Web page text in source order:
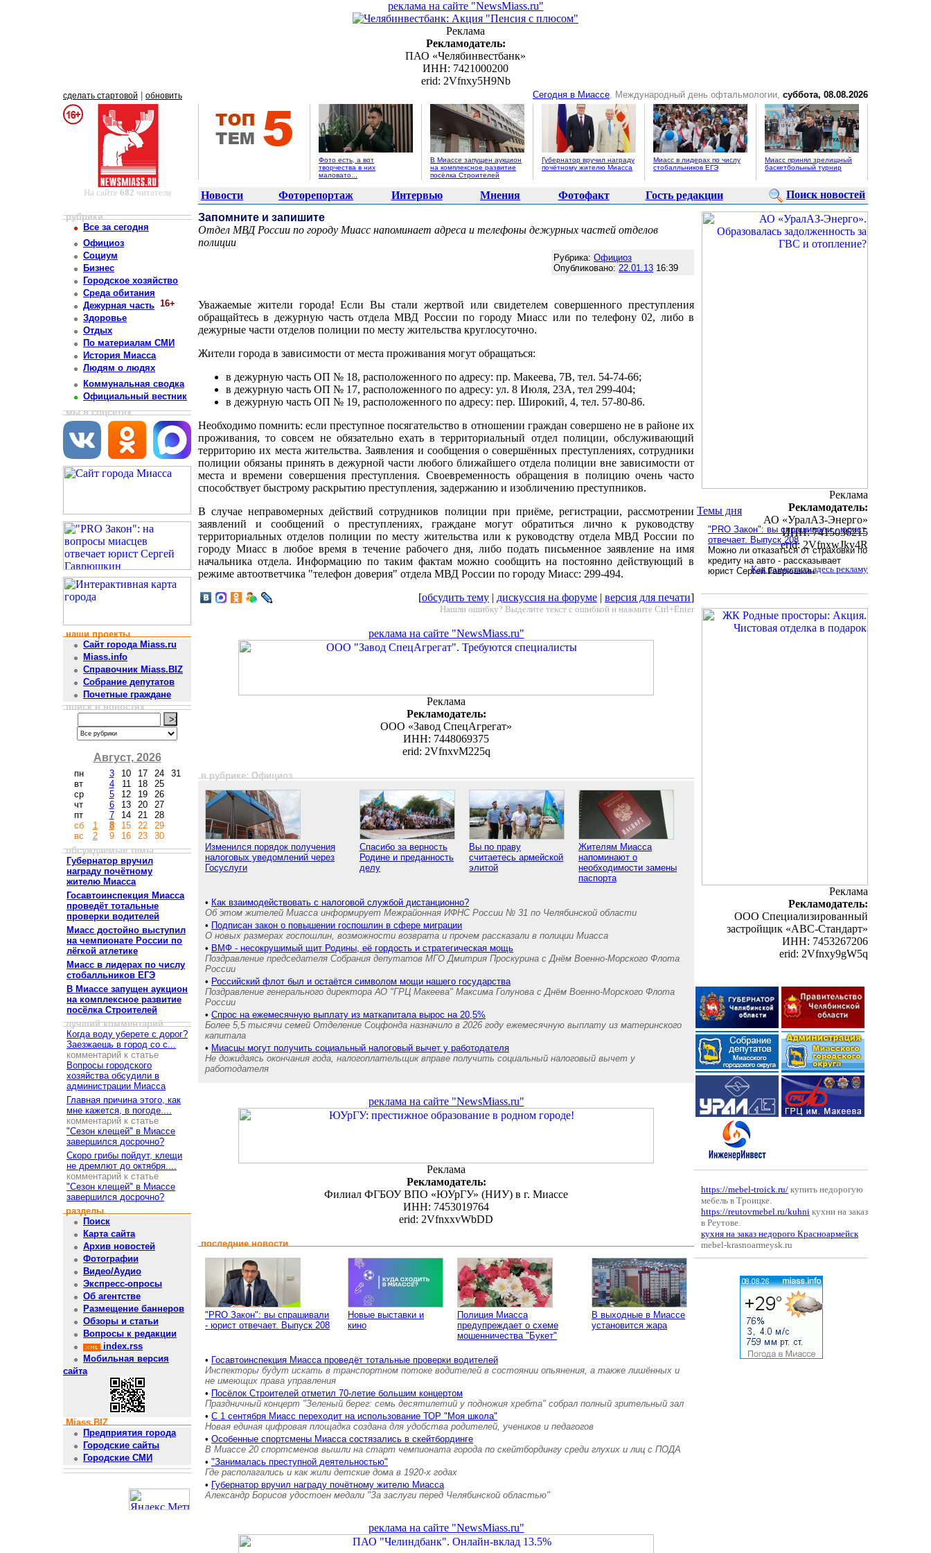
реклама на сайте "NewsMiass.ru"
Реклама
Рекламодатель:
ПАО «Челябинвестбанк»
ИНН: 7421000200
erid: 2Vfnxy5H9Nb
сделать стартовой обновить Сегодня в Миассе, Международный день офтальмологии, суббота, 08.08.2026
Фото есть, а вот
творчества в них
маловато...
В Миассе запущен аукцион
на комплексное развитие
посёлка Строителей
Губернатор вручил награду
почётному жителю Миасса
Миасс в лидерах по числу
стобалльников ЕГЭ
Миасс принял зрелищный
баскетбольный турнир
На сайте 682 читателя Новости Фоторепортаж Интервью Мнения Фотофакт Гость редакции Поиск новостей
рубрики
Все за сегодня
Официоз
Социум
Бизнес
Городское хозяйство
Среда обитания
Дежурная часть 16+
Здоровье
Отдых
По материалам СМИ
История Миасса
Людям о людях
Коммунальная сводка
Официальный вестник
мы в соцсетях
наши проекты
Сайт города Miass.ru
Miass.info
Справочник Miass.BIZ
Собрание депутатов
Почетные граждане
поиск в новостях
Август, 2026
пн
вт
ср
чт
пт
сб
вс
1
2
3
4
5
6
7
8
9
10
11
12
13
14
15
16
17
18
19
20
21
22
23
24
25
26
27
28
29
30
31
обсуждаемые темы
Губернатор вручил
награду почётному
жителю Миасса
Госавтоинспекция Миасса
проведёт тотальные
проверки водителей
Миасс достойно выступил
на чемпионате России по
лёгкой атлетике
Миасс в лидерах по числу
стобалльников ЕГЭ
В Миассе запущен аукцион
на комплексное развитие
посёлка Строителей
лучший комментарий
Когда воду уберете с дорог?
Заезжаешь в город со с...
комментарий к статье
Вопросы городского
хозяйства обсудили в
администрации Миасса
Главная причина этого, как
мне кажется, в погоде....
комментарий к статье
"Сезон клещей" в Миассе
завершился досрочно?
Скоро грибы пойдут, клещи
не дремлют до октября....
комментарий к статье
"Сезон клещей" в Миассе
завершился досрочно?
разделы
Поиск
Карта сайта
Архив новостей
Фотографии
Видео/Аудио
Экспресс-опросы
Об агентстве
Размещение баннеров
Обзоры и статьи
Вопросы к редакции
index.rss
Мобильная версия
сайта
Miass.BIZ
Предприятия города
Городские сайты
Городские СМИ
Запомните и запишите
Отдел МВД России по городу Миасс напоминает адреса и телефоны дежурных частей отделов
полиции
Рубрика: Официоз
Опубликовано: 22.01.13 16:39
Уважаемые жители города! Если Вы стали жертвой или свидетелем совершенного преступления
обращайтесь в дежурную часть отдела МВД России по городу Миасс или по телефону 02, либо в
дежурные части отделов полиции по месту жительства круглосуточно.
Жители города в зависимости от места проживания могут обращаться:
в дежурную часть ОП № 18, расположенного по адресу: пр. Макеева, 7В, тел. 54-74-66;
в дежурную часть ОП № 17, расположенного по адресу: ул. 8 Июля, 23А, тел 299-404;
в дежурную часть ОП № 19, расположенного по адресу: пер. Широкий, 4, тел. 57-80-86.
Необходимо помнить: если преступное посягательство в отношении граждан совершено не в районе их
проживания, то совсем не обязательно ехать в территориальный отдел полиции, обслуживающий
территорию их места жительства. Заявления и сообщения о совершённых преступлениях, сотрудники
полиции обязаны принять в дежурной части любого ближайшего отдела полиции вне зависимости от
места и времени совершения преступления. Своевременность обращения в полицию очень часто
способствует быстрому раскрытию преступления, задержанию и изобличению преступников.
В случае неправомерных действий сотрудников полиции при приёме, регистрации, рассмотрении
заявлений и сообщений о преступлениях, граждане могут обратиться лично к руководству
территориальных отделов полиции по месту жительства или к руководству отдела МВД России по
городу Миасс в любое время в течение рабочего дня, либо подать письменное заявление на имя
начальника отдела. Информацию по таким фактам можно сообщить на постоянно действующий в
режиме автоответчика "телефон доверия" отдела МВД России по городу Миасс: 299-494.
[обсудить тему | дискуссия на форуме | версия для печати]
Нашли ошибку? Выделите текст с ошибкой и нажмите Ctrl+Enter
реклама на сайте "NewsMiass.ru"
Реклама
Рекламодатель:
ООО «Завод СпецАгрегат»
ИНН: 7448069375
erid: 2VfnxvM225q
в рубрике: Официоз
Изменился порядок получения
налоговых уведомлений через
Госуслуги
Спасибо за верность
Родине и преданность
делу
Вы по праву
считаетесь армейской
элитой
Жителям Миасса
напоминают о
необходимости замены
паспорта
• Как взаимодействовать с налоговой службой дистанционно?
Об этом жителей Миасса информирует Межрайонная ИФНС России № 31 по Челябинской области
• Подписан закон о повышении госпошлин в сфере миграции
О новых размерах госпошлин, возможности возврата и прочем рассказали в полиции Миасса
• ВМФ - несокрушимый щит Родины, её гордость и стратегическая мощь
Поздравление председателя Собрания депутатов МГО Дмитрия Проскурина с Днём Военно-Морского Флота
России
• Российский флот был и остаётся символом мощи нашего государства
Поздравление генерального директора АО "ГРЦ Макеева" Максима Голунова с Днём Военно-Морского Флота
России
• Спрос на ежемесячную выплату из маткапитала вырос на 20,5%
Более 5,5 тысячи семей Отделение Соцфонда назначило в 2026 году ежемесячную выплату из материнского
капитала
• Миасцы могут получить социальный налоговый вычет у работодателя
Не дожидаясь окончания года, налогоплательщик вправе получить социальный налоговый вычет у
работодателя
реклама на сайте "NewsMiass.ru"
Реклама
Рекламодатель:
Филиал ФГБОУ ВПО «ЮУрГУ» (НИУ) в г. Миассе
ИНН: 7453019764
erid: 2VfnxxvWbDD
последние новости
"PRO Закон": вы спрашивали
- юрист отвечает. Выпуск 208
Новые выставки и
кино
Полиция Миасса
предупреждает о схеме
мошенничества "Букет"
В выходные в Миассе
установится жара
• Госавтоинспекция Миасса проведёт тотальные проверки водителей
Инспекторы будут искать в транспортном потоке водителей в состоянии опьянения, а также лишённых и
не имеющих права управления
• Посёлок Строителей отметил 70-летие большим концертом
Праздничный концерт "Зеленый берег: семь десятилетий у подножия хребта" собрал полный зрительный зал
• С 1 сентября Миасс переходит на использование ТОР "Моя школа"
Новая единая цифровая площадка создана для удобства родителей, учеников и педагогов
• Особенные спортсмены Миасса состязались в скейтбординге
В Миассе 20 спортсменов вышли на старт чемпионата города по скейтбордингу среди глухих и лиц с ПОДА
• "Занималась преступной деятельностью"
Где располагались и как жили детские дома в 1920-х годах
• Губернатор вручил награду почётному жителю Миасса
Александр Борисов удостоен медали "За заслуги перед Челябинской областью"
реклама на сайте "NewsMiass.ru"
Реклама
Рекламодатель:
АО «УралАЗ-Энерго»
ИНН: 7415036215
erid: 2VfnxwJkv4R
Как разместить здесь рекламу
Темы дня
"PRO Закон": вы спрашивали - юрист
отвечает. Выпуск 208
Можно ли отказаться от страховки по
кредиту на авто - рассказывает
юрист Сергей Гаврюшкин
Реклама
Рекламодатель:
ООО Специализированный
застройщик «АВС-Стандарт»
ИНН: 7453267206
erid: 2Vfnxy9gW5q
https://mebel-troick.ru/ купить недорогую
мебель в Троицке.
https://reutovmebel.ru/kuhni кухни на заказ
в Реутове.
кухня на заказ недорого Красноармейск
mebel-krasnoarmeysk.ru